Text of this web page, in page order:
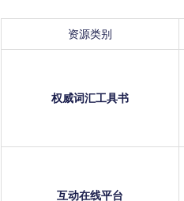
资源类别
权威词汇工具书
互动在线平台